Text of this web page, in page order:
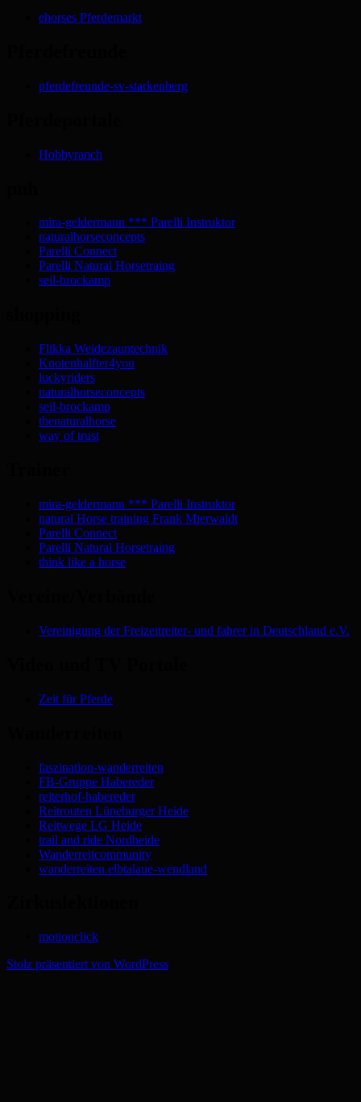
ehorses Pferdemarkt
pferdefreunde-sv-starkenberg
Hobbyranch
mira-geldermann *** Parelli Instruktor
naturalhorseconcepts
Parelli Connect
Parelli Natural Horsetraing
seil-brockamp
Flikka Weidezauntechnik
Knotenhalfter4you
luckyriders
naturalhorseconcepts
seil-brockamp
thenaturalhorse
way of trust
mira-geldermann *** Parelli Instruktor
natural Horse training Frank Mierwaldt
Parelli Connect
Parelli Natural Horsetraing
think like a horse
Vereinigung der Freizeitreiter- und fahrer in Deutschland e.V.
Zeit für Pferde
faszination-wanderreiten
FB-Gruppe Habereder
reiterhof-habereder
Reitrouten Lüneburger Heide
Reitwege LG Heide
trail and ride Nordheide
Wanderreitcommunity
wanderreiten.elbtalaue-wendland
motionclick
Stolz präsentiert von WordPress